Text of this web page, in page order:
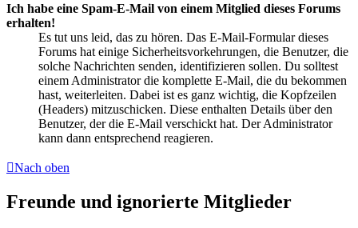
Ich habe eine Spam-E-Mail von einem Mitglied dieses Forums
erhalten!
Es tut uns leid, das zu hören. Das E-Mail-Formular dieses
Forums hat einige Sicherheitsvorkehrungen, die Benutzer, die
solche Nachrichten senden, identifizieren sollen. Du solltest
einem Administrator die komplette E-Mail, die du bekommen
hast, weiterleiten. Dabei ist es ganz wichtig, die Kopfzeilen
(Headers) mitzuschicken. Diese enthalten Details über den
Benutzer, der die E-Mail verschickt hat. Der Administrator
kann dann entsprechend reagieren.
Nach oben
Freunde und ignorierte Mitglieder